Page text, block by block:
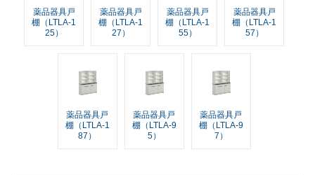
薬品器具戸
棚（LTLA-1
25）
薬品器具戸
棚（LTLA-1
27）
薬品器具戸
棚（LTLA-1
55）
薬品器具戸
棚（LTLA-1
57）
薬品器具戸
棚（LTLA-1
87）
薬品器具戸
棚（LTLA-9
5）
薬品器具戸
棚（LTLA-9
7）